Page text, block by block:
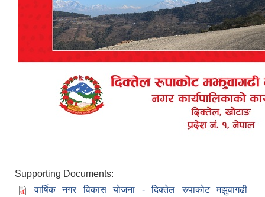
Supporting Documents:
वार्षिक नगर विकास योजना - दिक्तेल रुपाकोट मझुवागढी